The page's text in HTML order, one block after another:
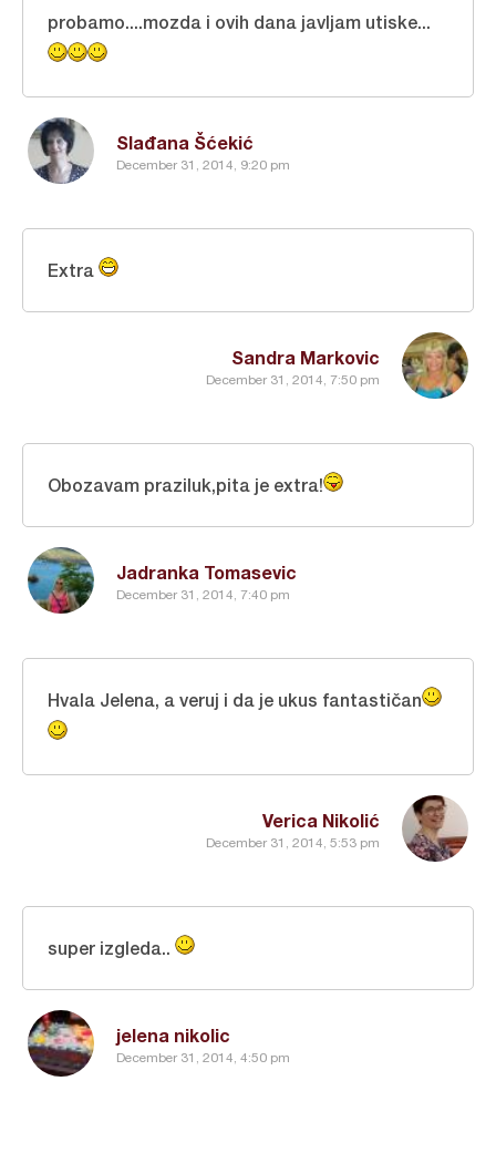
Slađana Šćekić
December 31, 2014, 9:20 pm
probamo....mozda i ovih dana javljam utiske...
Sandra Markovic
December 31, 2014, 7:50 pm
Extra
Jadranka Tomasevic
December 31, 2014, 7:40 pm
Obozavam praziluk,pita je extra!
Verica Nikolić
December 31, 2014, 5:53 pm
Hvala Jelena, a veruj i da je ukus fantastičan
jelena nikolic
December 31, 2014, 4:50 pm
super izgleda..